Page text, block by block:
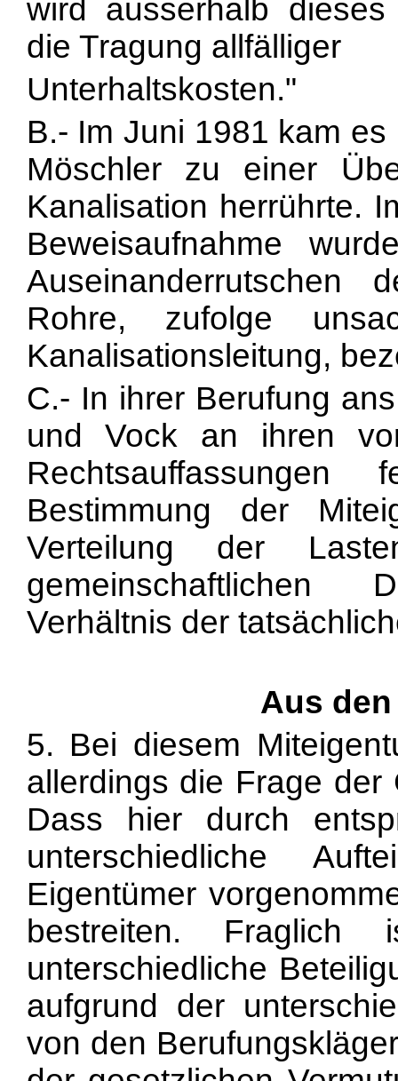
wird ausserhalb
die Tragung allfälliger
Unterhaltskosten."
B.- Im Juni 1981 kam
Möschler zu einer
Kanalisation herrührte.
Beweisaufnahme
Auseinanderrutschen
Rohre, zufolge
Kanalisationsleitung,
C.- In ihrer Berufung
und Vock an ihren
Bestimmung der
Verteilung der
gemeinschaftlichen
Verhältnis der
Aus
5. Bei diesem
allerdings die Frage
Dass hier durch
unterschiedliche
Eigentümer
bestreiten.
unterschiedliche
aufgrund der
von den